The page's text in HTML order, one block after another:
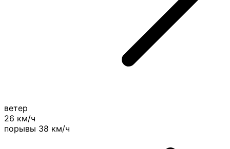
ветер
26 км/ч
порывы 38 км/ч